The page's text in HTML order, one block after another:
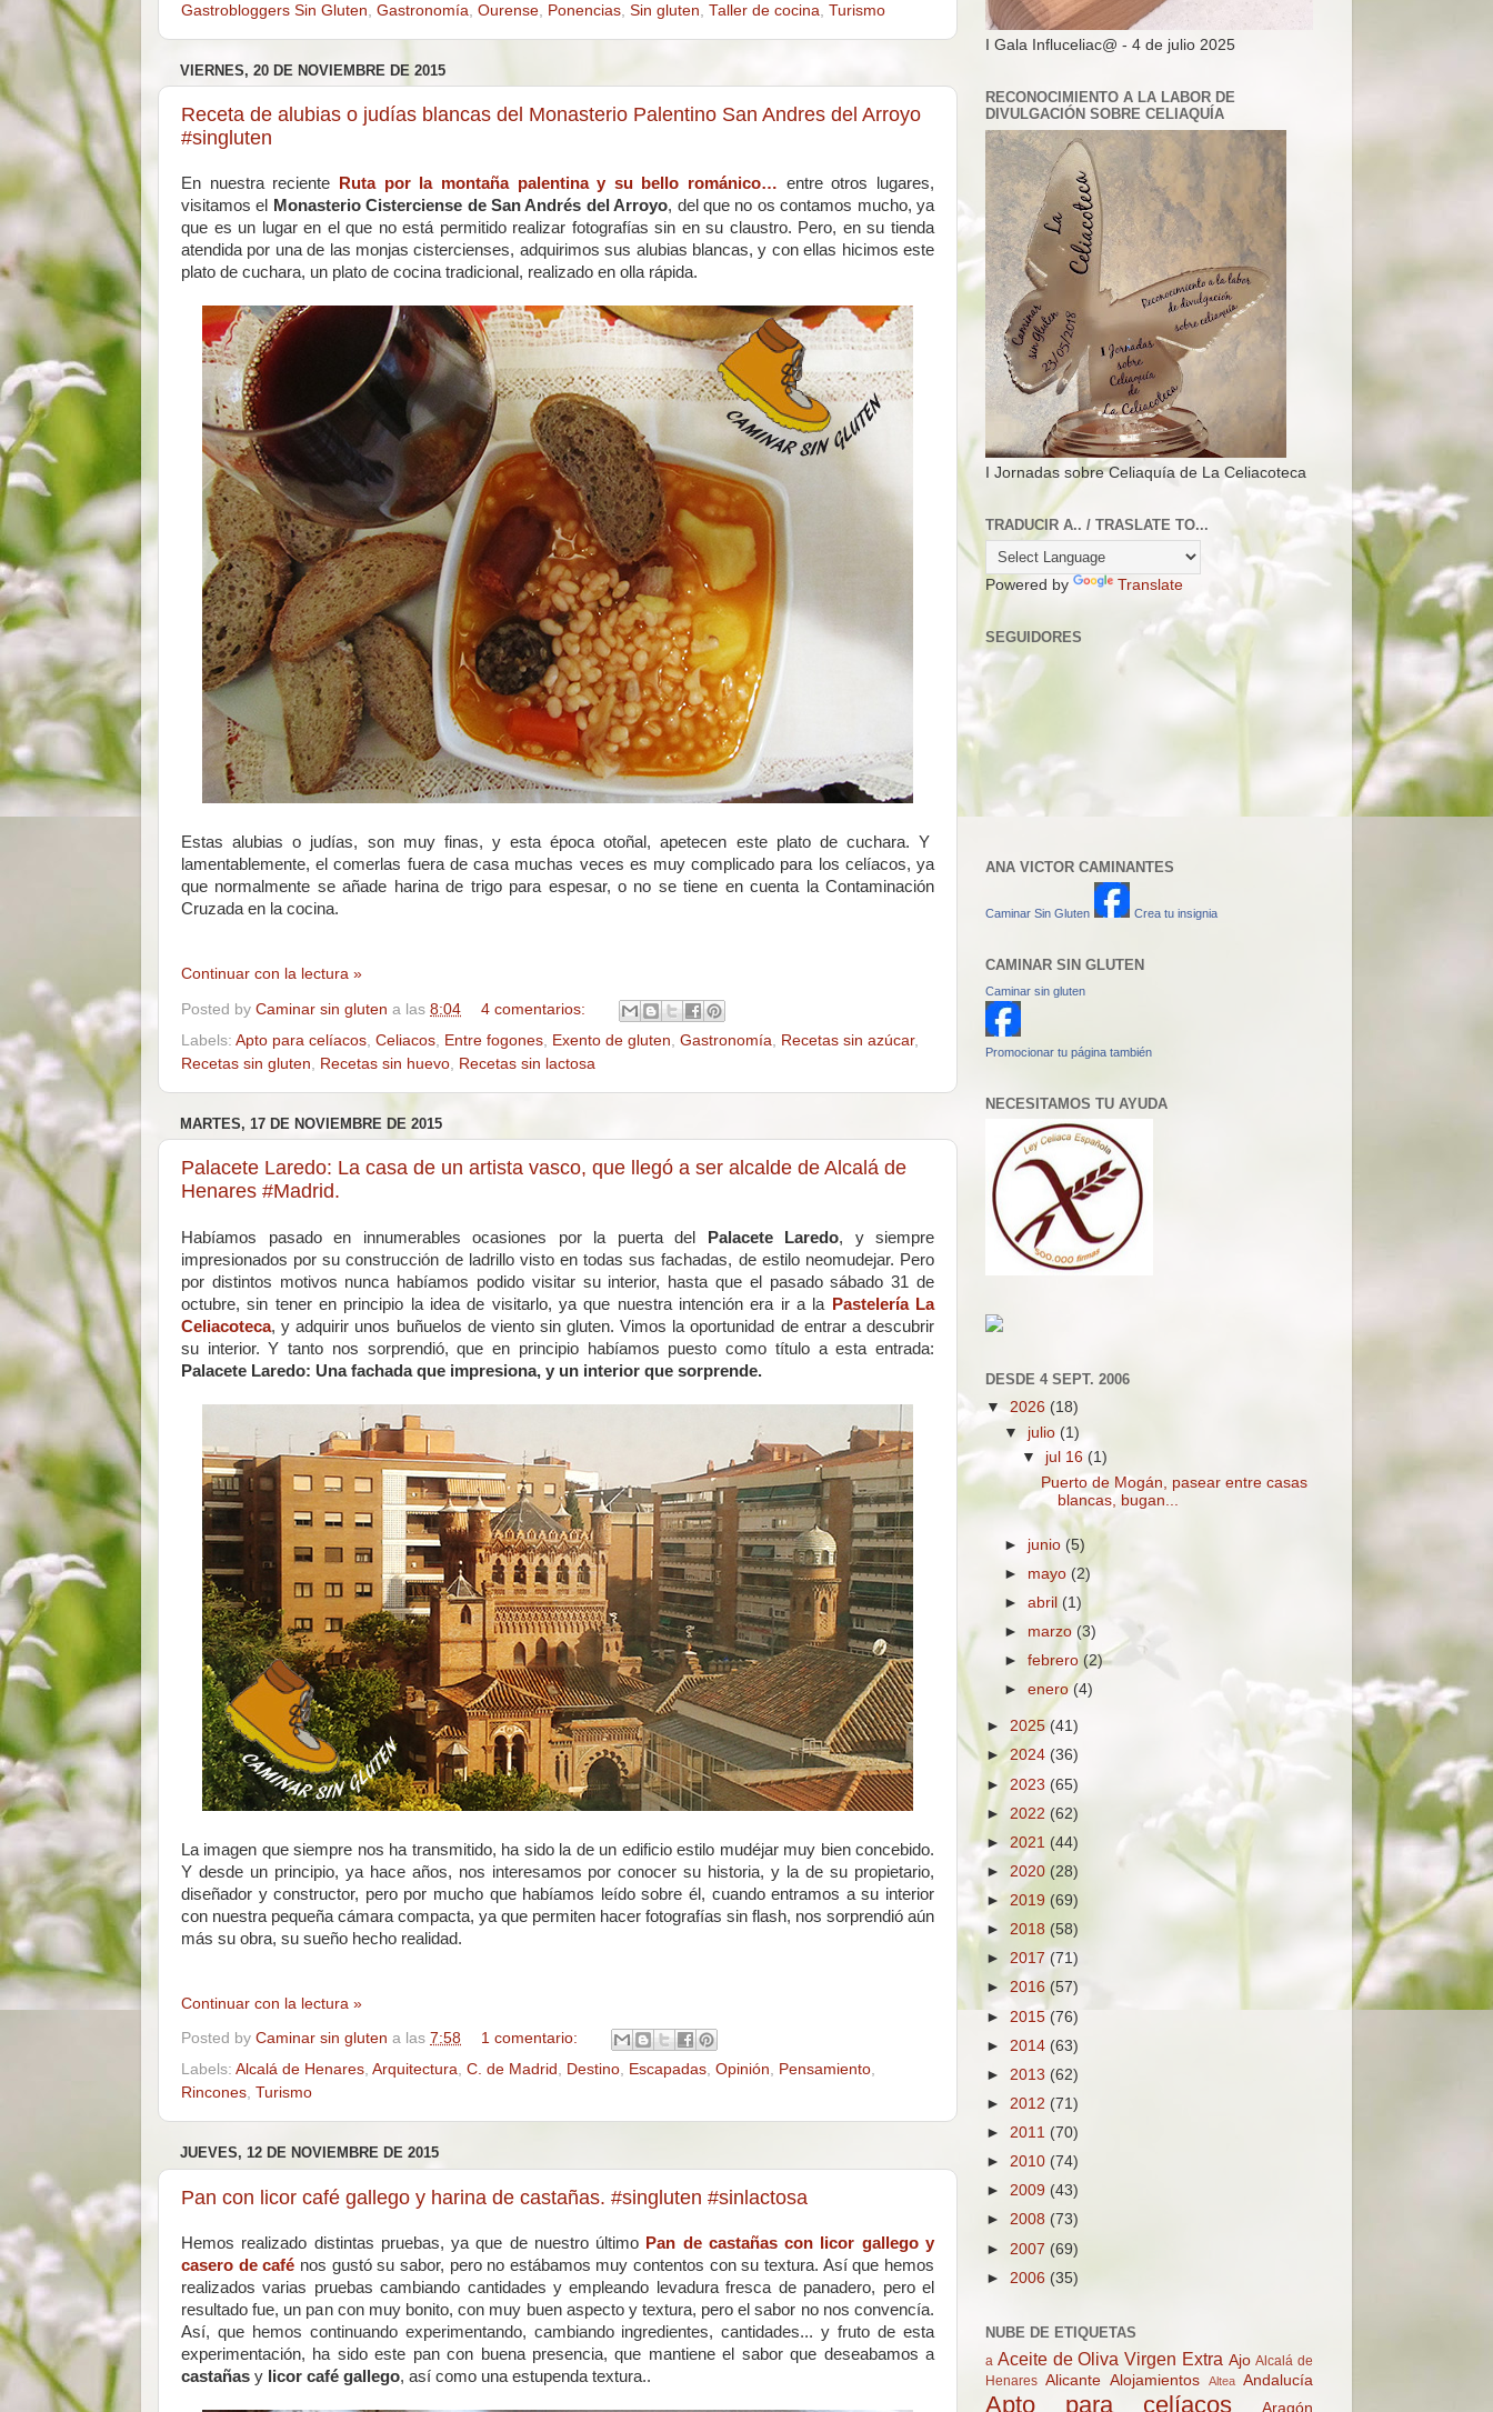
Gastrobloggers Sin Gluten Gastronomía Ourense Ponencias Sin gluten Taller de cocina Turismo
VIERNES, 20 DE NOVIEMBRE DE 2015
Receta de alubias o judías blancas del Monasterio Palentino San Andres del Arroyo
#singluten
En nuestra reciente Ruta por la montaña palentina y su bello románico… entre otros lugares,
visitamos el
Monasterio Cisterciense de San Andrés del Arroyo, del que no os contamos mucho, ya
que es un lugar en el que no está permitido realizar fotografías sin en su claustro. Pero, en su tienda
atendida por una de las monjas cistercienses, adquirimos sus alubias blancas, y con ellas hicimos este
plato de cuchara, un plato de cocina tradicional, realizado en olla rápida.
Estas alubias o judías, son muy finas, y esta época otoñal, apetecen este plato de cuchara. Y
lamentablemente, el comerlas fuera de casa muchas veces es muy complicado para los celíacos, ya
que normalmente se añade harina de trigo para espesar, o no se tiene en cuenta la Contaminación
Cruzada en la cocina.
Continuar con la lectura »
Posted by Caminar sin gluten a las 8:04
4 comentarios:
Labels: Apto para celíacos Celiacos Entre fogones Exento de gluten Gastronomía Recetas sin azúcar,
Recetas sin gluten
Recetas sin huevo Recetas sin lactosa
MARTES, 17 DE NOVIEMBRE DE 2015
Palacete Laredo: La casa de un artista vasco, que llegó a ser alcalde de Alcalá de
Henares #Madrid.
Habíamos pasado en innumerables ocasiones por la puerta del Palacete Laredo, y siempre
impresionados por su construcción de ladrillo visto en todas sus fachadas, de estilo neomudejar. Pero
por distintos motivos nunca habíamos podido visitar su interior, hasta que el pasado sábado 31 de
octubre, sin tener en principio la idea de visitarlo, ya que nuestra intención era ir a la Pastelería La
Celiacoteca, y adquirir unos buñuelos de viento sin gluten. Vimos la oportunidad de entrar a descubrir
su interior. Y tanto nos sorprendió, que en principio habíamos puesto como título a esta entrada:
Palacete Laredo: Una fachada que impresiona, y un interior que sorprende.
La imagen que siempre nos ha transmitido, ha sido la de un edificio estilo mudéjar muy bien concebido.
Y desde un principio, ya hace años, nos interesamos por conocer su historia, y la de su propietario,
diseñador y constructor, pero por mucho que habíamos leído sobre él, cuando entramos a su interior
con nuestra pequeña cámara compacta, ya que permiten hacer fotografías sin flash, nos sorprendió aún
más su obra, su sueño hecho realidad.
Continuar con la lectura »
Posted by Caminar sin gluten a las 7:58
1 comentario:
Labels: Alcalá de Henares, Arquitectura, C. de Madrid , Destino, Escapadas, Opinión, Pensamiento,
Rincones, Turismo
JUEVES, 12 DE NOVIEMBRE DE 2015
Pan con licor café gallego y harina de castañas. #singluten #sinlactosa
Hemos realizado distintas pruebas, ya que de nuestro último Pan de castañas con licor gallego y
casero de café nos gustó su sabor, pero no estábamos muy contentos con su textura. Así que hemos
realizados varias pruebas cambiando cantidades y empleando levadura fresca de panadero, pero el
resultado fue, un pan con muy bonito, con muy buen aspecto y textura, pero el sabor no nos convencía.
Así, que hemos continuando experimentando, cambiando ingredientes, cantidades... y fruto de esta
experimentación, ha sido este pan con buena presencia, que mantiene el sabor que deseabamos a
castañas y licor café gallego, así como una estupenda textura..
I Gala Influceliac@ - 4 de julio 2025
RECONOCIMIENTO A LA LABOR DE
DIVULGACIÓN SOBRE CELIAQUÍA
I Jornadas sobre Celiaquía de La Celiacoteca
TRADUCIR A.. / TRASLATE TO...
Powered by Translate
SEGUIDORES
ANA VICTOR CAMINANTES
Caminar Sin Gluten Crea tu insignia
CAMINAR SIN GLUTEN
Caminar sin gluten
Promocionar tu página también
NECESITAMOS TU AYUDA
DESDE 4 SEPT. 2006
▼ 2026 (18)
▼ julio(1)
▼jul 16(1)
Puerto de Mogán, pasear entre casas
blancas, bugan...
► junio (5)
► mayo (2)
►abril(1)
► marzo (3)
►febrero(2)
►enero(4)
► 2025 (41)
►2024 (36)
► 2023 (65)
► 2022 (62)
► 2021 (44)
► 2020 (28)
► 2019 (69)
► 2018 (58)
► 2017 (71)
► 2016 (57)
► 2015 (76)
► 2014 (63)
► 2013 (62)
► 2012 (71)
► 2011 (70)
► 2010 (74)
► 2009 (43)
► 2008 (73)
► 2007 (69)
► 2006 (35)
NUBE DE ETIQUETAS
a Aceite de Oliva Virgen Extra Ajo Alcalá de
Henares Alicante Alojamientos Altea Andalucía
Apto para celíacos Aragón